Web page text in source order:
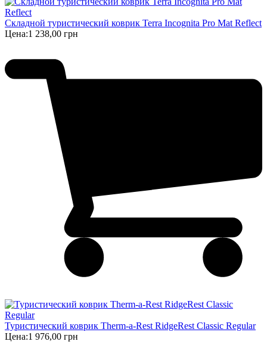
Складной туристический коврик Terra Incognita Pro Mat Reflect
Цена:1 238,00 грн
Туристический коврик Therm-a-Rest RidgeRest Classic Regular
Цена:1 976,00 грн